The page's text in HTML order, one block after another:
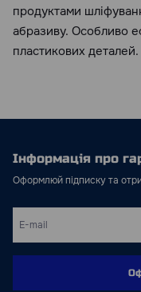
продуктами
абразиву. Особливо
пластикових деталей.
Інформація про
Оформлюй підписку та